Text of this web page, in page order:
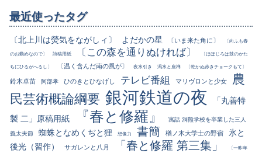
最近使ったタグ
〔北上川は熒気をながしィ〕 よだかの星 〔いま来た角に〕 〔向ふも春
のお勤めなので〕 詩稿用紙 〔この森を通りぬければ〕 〔ほほじろは鼓のかた
ちにひるがへるし〕 〔温く含んだ南の風が〕 夜水引き 渇水と座禅 〔乾かぬ赤きチョークもて〕
鈴木卓苗 阿部孝 ひのきとひなげし テレビ番組 マリヴロンと少女
農
民芸術概論綱要 銀河鉄道の夜
「丸善特
製 二」原稿用紙
『春と修羅』 寓話 洞熊学校を卒業した三人
義太夫節 蜘蛛となめくぢと狸 想像力 書簡 楢ノ木大学士の野宿
氷と
後光（習作）
サガレンと八月 「春と修羅 第三集」 〔一昨年